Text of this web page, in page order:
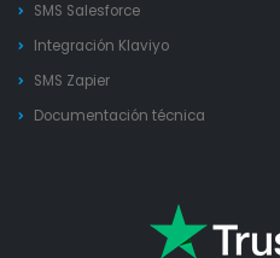
SMS Salesforce
Integración Klaviyo
SMS Zapier
Documentación técnica